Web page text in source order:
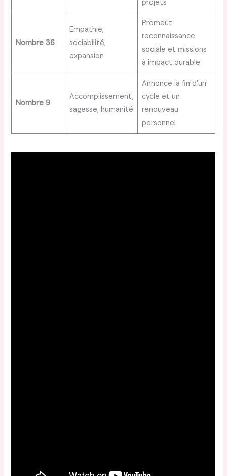
projets
Nombre 36
Empathie,
sociabilité,
expansion
Promeut
reconnaissance
sociale et missions
à impact durable
Nombre 9
Accomplissement,
sagesse, humanité
Annonce la fin d’un
cycle et un
renouveau
personnel